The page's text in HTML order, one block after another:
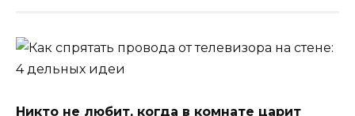
Никто не любит, когда в комнате царит